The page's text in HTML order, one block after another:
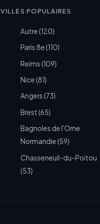
VILLES POPULAIRES
Autre (120)
Paris 8e (110)
Reims (109)
Nice (81)
Angers (73)
Brest (65)
Bagnoles de l'Orne
Normandie (59)
Chasseneuil-du-Poitou
(53)